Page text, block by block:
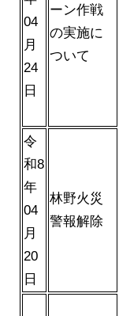
04
月
24
日
ーン作戦
の実施に
ついて
令
和8
年
04
月
20
日
林野火災
警報解除